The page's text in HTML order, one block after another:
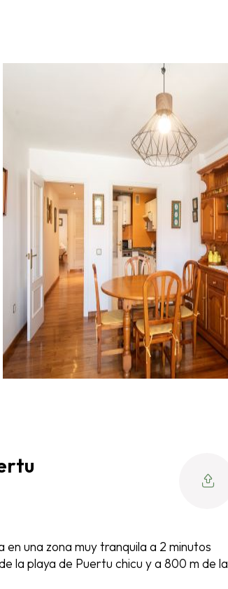
una zona muy tranquila a 2 minutos
la playa de Puertu chicu y a 800 m de la